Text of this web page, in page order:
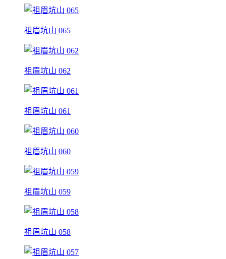
祖眉坑山 065
祖眉坑山 062
祖眉坑山 061
祖眉坑山 060
祖眉坑山 059
祖眉坑山 058